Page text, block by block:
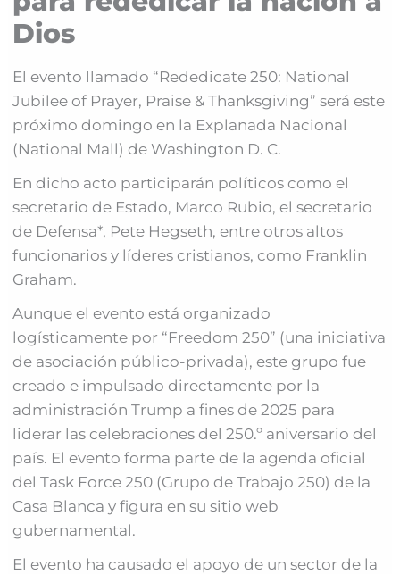
Dios
El evento llamado “Rededicate 250: National
Jubilee of Prayer, Praise & Thanksgiving” será este
próximo domingo en la Explanada Nacional
(National Mall) de Washington D. C.
En dicho acto participarán políticos como el
secretario de Estado, Marco Rubio, el secretario
de Defensa*, Pete Hegseth, entre otros altos
funcionarios y líderes cristianos, como Franklin
Graham.
Aunque el evento está organizado
logísticamente por “Freedom 250” (una iniciativa
de asociación público-privada), este grupo fue
creado e impulsado directamente por la
administración Trump a fines de 2025 para
liderar las celebraciones del 250.º aniversario del
país. El evento forma parte de la agenda oficial
del Task Force 250 (Grupo de Trabajo 250) de la
Casa Blanca y figura en su sitio web
gubernamental.
El evento ha causado el apoyo de un sector de la